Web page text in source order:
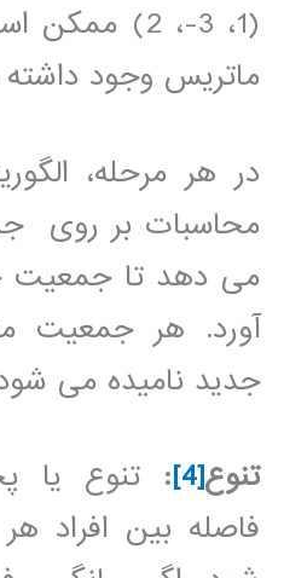
(1، 3-، 2)
ماتریس وجود داشته
در هر مرحله،
محاسبات بر روی
می دهد تا جمعیت
آورد. هر جمعیت
جدید نامیده می
تنوع[4]
: تنوع یا
فاصله بین افراد